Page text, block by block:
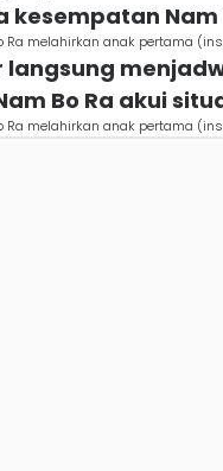
kesempatan
Ra melahirkan anak pertama
langsung
Bo Ra akui
Ra melahirkan anak pertama